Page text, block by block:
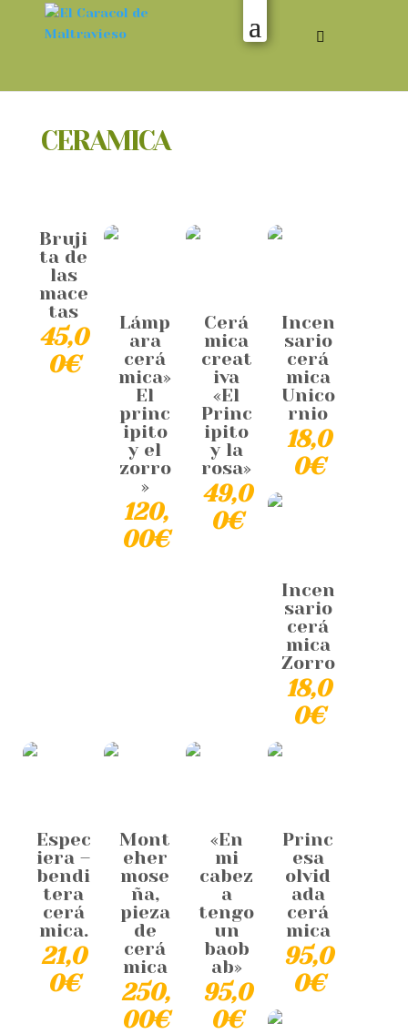
CERAMICA
Bruji
ta de
las
mace
tas
45,0
0€
Lámp
ara
cerá
mica»
El
princ
ipito
y el
zorro
»
120,
00€
Cerá
mica
creat
iva
«El
Princ
ipito
y la
rosa»
49,0
0€
Incen
sario
cerá
mica
Unico
rnio
18,0
0€
Incen
sario
cerá
mica
Zorro
18,0
0€
Espec
iera –
bendi
tera
cerá
mica.
21,0
0€
Mont
eher
mose
ña,
pieza
de
cerá
mica
250,
00€
«En
mi
cabez
a
tengo
un
baob
ab»
95,0
0€
Princ
esa
olvid
ada
cerá
mica
95,0
0€